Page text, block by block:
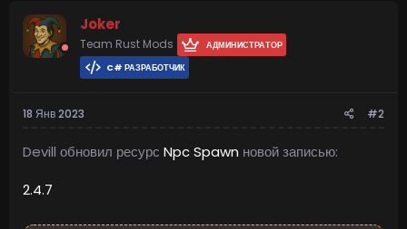
Convoy
Armored Train
Sputnik
Space
Cobalt Laboratory
Joker
Team Rust Mods
АДМИНИСТРАТОР
C# РАЗРАБОТЧИК
18 Янв 2023 #2
Devill обновил ресурс Npc Spawn новой записью:
2.4.7